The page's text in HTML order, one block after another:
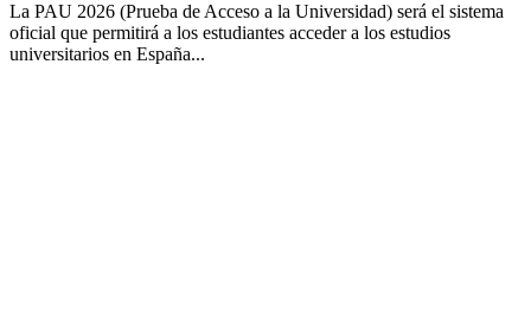
La PAU 2026 (Prueba de Acceso a la Universidad) será el sistema
oficial que permitirá a los estudiantes acceder a los estudios
universitarios en España...